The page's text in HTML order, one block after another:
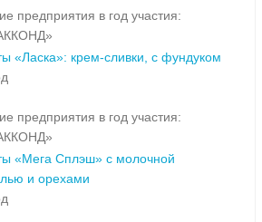
предприятия в год участия:
«Ласка»: крем-сливки, с фундуком
предприятия в год участия:
«Мега Сплэш» с молочной
и орехами